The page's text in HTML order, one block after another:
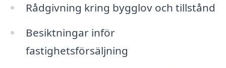
Rådgivning kring bygglov och tillstånd
Besiktningar inför
fastighetsförsäljning